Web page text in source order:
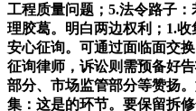
工程质量问题；5.法令路子
理胶葛。明白两边权利；1.
安心征询。可通过面临面交
征询律师，诉讼则需预备好
部分、市场监管部分等赞扬
集：这是的环节。要保留拆修